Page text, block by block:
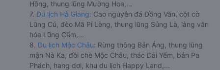
Hồng, thung lũng Mường Hoa,...
7. Du lịch Hà Giang: Cao nguyên đá Đồng Văn, cột cờ
Lũng Cú, đèo Mã Pí Lèng, thung lũng Sủng Là, làng văn
hóa Lũng Cẩm,...
8. Du lịch Mộc Châu: Rừng thông Bản Áng, thung lũng
mận Nà Ka, đồi chè Mộc Châu, thác Dải Yếm, bản Pa
Phách, hang dơi, khu du lịch Happy Land,...